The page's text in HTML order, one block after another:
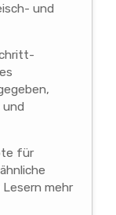
und
und
für
mehr